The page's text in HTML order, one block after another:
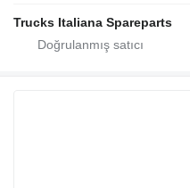
Trucks Italiana Spareparts